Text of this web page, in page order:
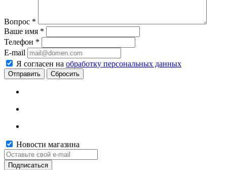
Вопрос *
Ваше имя *
Телефон *
E-mail
Я согласен на обработку персональных данных
Сбросить
Новости магазина